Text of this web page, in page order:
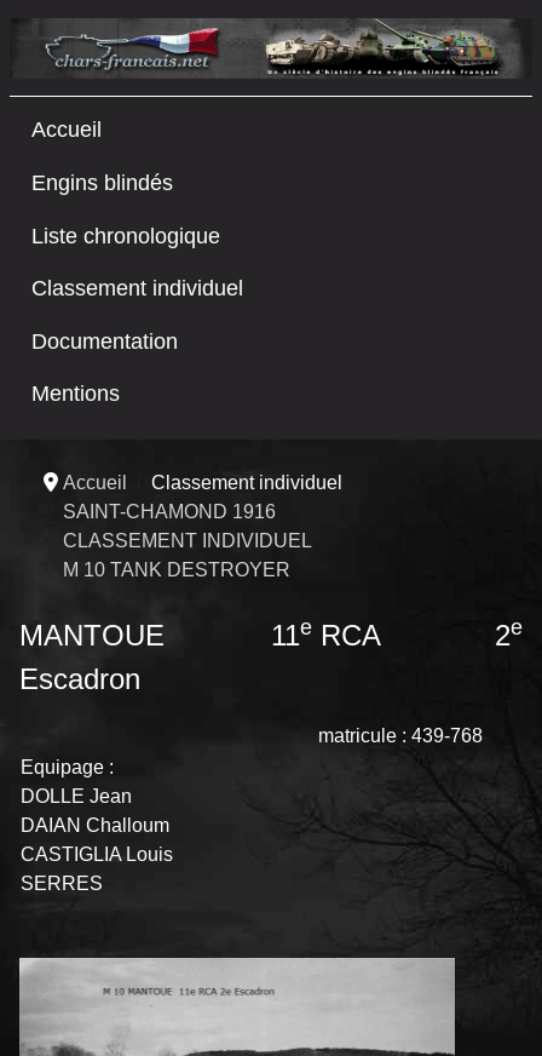
Accueil
Engins blindés
Liste chronologique
Classement individuel
Documentation
Mentions
Accueil
Classement individuel
SAINT-CHAMOND 1916
CLASSEMENT INDIVIDUEL
M 10 TANK DESTROYER
MANTOUE 11eRCA 2e
Escadron
matricule : 439-768
Equipage :
DOLLE Jean
DAIAN Challoum
CASTIGLIA Louis
SERRES